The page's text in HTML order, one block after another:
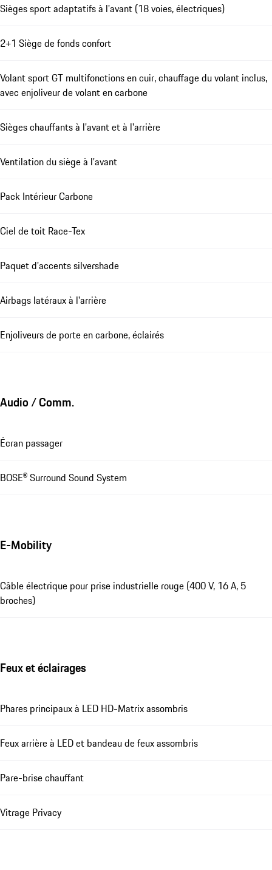
Sièges sport adaptatifs à l'avant (18 voies, électriques)
2+1 Siège de fonds confort
Volant sport GT multifonctions en cuir, chauffage du volant inclus,
avec enjoliveur de volant en carbone
Sièges chauffants à l'avant et à l'arrière
Ventilation du siège à l'avant
Pack Intérieur Carbone
Ciel de toit Race-Tex
Paquet d'accents silvershade
Airbags latéraux à l'arrière
Enjoliveurs de porte en carbone, éclairés
Audio / Comm.
Écran passager
BOSE® Surround Sound System
E-Mobility
Câble électrique pour prise industrielle rouge (400 V, 16 A, 5
broches)
Feux et éclairages
Phares principaux à LED HD-Matrix assombris
Feux arrière à LED et bandeau de feux assombris
Pare-brise chauffant
Vitrage Privacy